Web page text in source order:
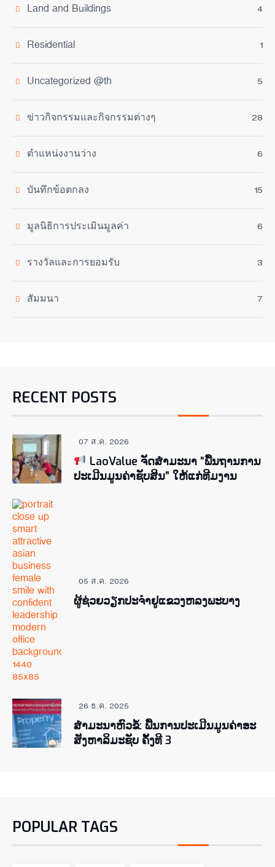
Land and Buildings 4
Residential 1
Uncategorized @th 5
ข่าวกิจกรรมและกิจกรรมต่างๆ 28
ตำแหน่งงานว่าง 6
บันทึกข้อตกลง 15
มูลนิธิการประเมินมูลค่า 6
รางวัลและการยอมรับ 3
สัมมนา 7
RECENT POSTS
07 ส.ค. 2026
LaoValue ຈັດສຳມະນາ “ພື້ນຖານການ
ປະເມີນມູນຄ່າຊັບສິນ” ໃຫ້ແກ່ທີມງານ
05 ส.ค. 2026
ຜູ້ຊ່ວຍ​ວຽກປະ​ຈຳ​ຢູ​​ແຂວງຫລງ​ພະ​ບາງ
26 ธ.ค. 2025
ສຳມະນາຫົວຂໍ້: ພື້ນການປະເມີນມູນຄ່າອະ
ສັງຫາລິມະຊັບ ຄັ້ງທີ 3
POPULAR TAGS